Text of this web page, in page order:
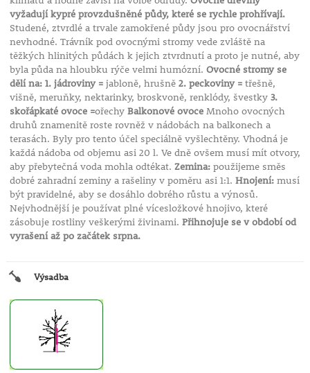
vyžadují kypré provzdušněné půdy, které se rychle prohřívají.
Studené, ztvrdlé a trvale zamokřené půdy jsou pro ovocnářství
nevhodné. Trávník pod ovocnými stromy vede zvláště na
těžkých hlinitých půdách k jejich ztvrdnutí a proto je nutné, aby
byla půda na hloubku rýče velmi humózní. Ovocné stromy se
dělí na: 1. jádroviny = jabloně, hrušně 2. peckoviny = třešně,
višně, meruňky, nektarinky, broskvoně, renklódy, švestky 3.
skořápkaté ovoce =ořechy Balkonové ovoceMnoho ovocných
druhů znamenitě roste rovněž v nádobách na balkonech a
terasách. Byly pro tento účel speciálně vyšlechtěny. Vhodná je
každá nádoba od objemu asi 20 l. Ve dně ovšem musí mít otvory,
aby přebytečná voda mohla odtékat. Zemina:použijeme směs
dobré zahradní zeminy a rašeliny v poměru asi 1:1. Hnojení:musí
být pravidelné, aby se dosáhlo dobrého růstu a výnosů.
Nejvhodnější je používat plné vícesložkové hnojivo, které
zásobuje rostliny veškerými živinami. Přihnojuje se v období od
vyrašení až po začátek srpna.
Výsadba